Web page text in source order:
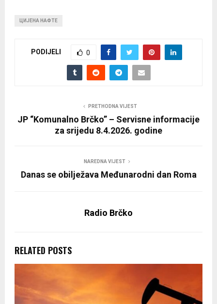
ЦИЈЕНА НАФТЕ
PODIJELI 0
PRETHODNA VIJEST
JP “Komunalno Brčko” – Servisne informacije
za srijedu 8.4.2026. godine
NAREDNA VIJEST
Danas se obilježava Međunarodni dan Roma
Radio Brčko
RELATED POSTS